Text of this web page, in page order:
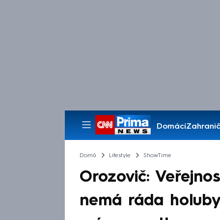
Domácí
Pořady
Domů Lifestyle ShowTime
Orozovič:
nemá ráda